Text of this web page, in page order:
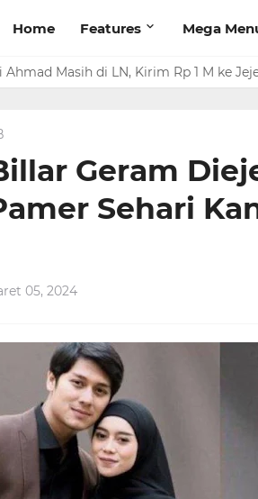
Home Features Mega
Ahmad Masih di LN, Kirim Rp 1 M ke
Iis Dahlia Buat Ressa Rizky Kena
Geram
Sehari
05, 2024